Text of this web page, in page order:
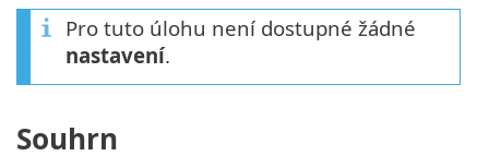
Pro tuto úlohu není dostupné žádné
nastavení.
Souhrn